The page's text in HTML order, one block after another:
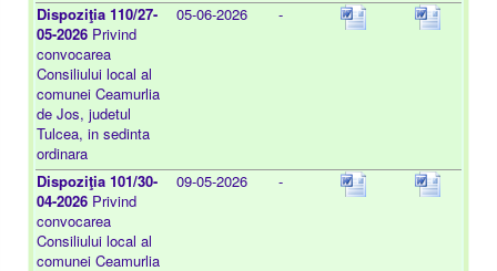
Dispoziţia 110/27-
05-2026 Privind
convocarea
Consiliului local al
comunei Ceamurlia
de Jos, judetul
Tulcea, in sedinta
ordinara
05-06-2026 -
Dispoziţia 101/30-
04-2026 Privind
convocarea
Consiliului local al
comunei Ceamurlia
09-05-2026 -